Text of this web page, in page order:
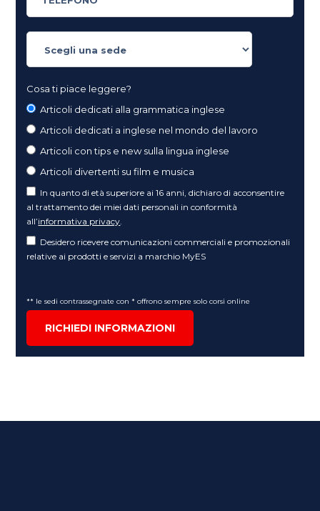
Cosa ti piace leggere?
Articoli dedicati alla grammatica inglese
Articoli dedicati a inglese nel mondo del lavoro
Articoli con tips e new sulla lingua inglese
Articoli divertenti su film e musica
In quanto di età superiore ai 16 anni, dichiaro di acconsentire
al trattamento dei miei dati personali in conformità
all’informativa privacy
Desidero ricevere comunicazioni commerciali e promozionali
relative ai prodotti e servizi a marchio MyES
** le sedi contrassegnate con * offrono sempre solo corsi online
RICHIEDI INFORMAZIONI